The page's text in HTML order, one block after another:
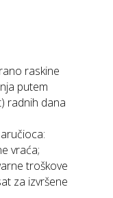
raskine
putem
radnih dana
vraća;
troškove
za izvršene